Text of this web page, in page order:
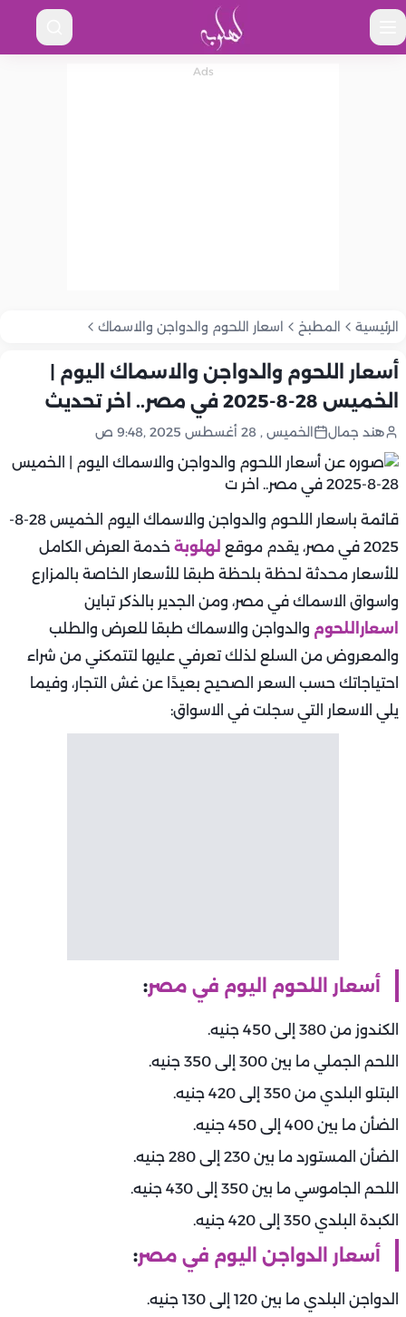
الرئيسية المطبخ اسعار اللحوم والدواجن والاسماك
أسعار اللحوم والدواجن والاسماك اليوم |
الخميس 28-8-2025 في مصر.. اخر تحديث
هند جمال الخميس , 28 أغسطس 2025 ,9:48 ص
قائمة باسعار اللحوم والدواجن والاسماك اليوم الخميس 28-8-
2025 في مصر، يقدم موقع
لهلوبة خدمة العرض الكامل
للأسعار محدثة لحظة بلحظة طبقا للأسعار الخاصة بالمزارع
واسواق الاسماك في مصر، ومن الجدير بالذكر تباين
اسعاراللحوم والدواجن والاسماك طبقا للعرض والطلب
والمعروض من السلع لذلك تعرفي عليها لتتمكني من شراء
احتياجاتك حسب السعر الصحيح بعيدًا عن غش التجار، وفيما
يلي الاسعار التي سجلت في الاسواق:
أسعار اللحوم اليوم في مصر:
الكندوز من 380 إلى 450 جنيه.
اللحم الجملي ما بين 300 إلى 350 جنيه.
البتلو البلدي من 350 إلى 420 جنيه.
الضأن ما بين 400 إلى 450 جنيه.
الضأن المستورد ما بين 230 إلى 280 جنيه.
اللحم الجاموسي ما بين 350 إلى 430 جنيه.
الكبدة البلدي 350 إلى 420 جنيه.
أسعار الدواجن اليوم في مصر:
الدواجن البلدي ما بين 120 إلى 130 جنيه.